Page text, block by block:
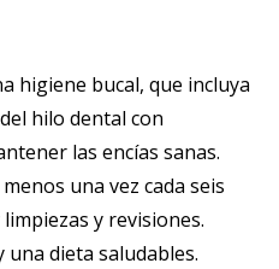
higiene bucal, que incluya
hilo dental con
las encías sanas.
una vez cada seis
y revisiones.
dieta saludables.